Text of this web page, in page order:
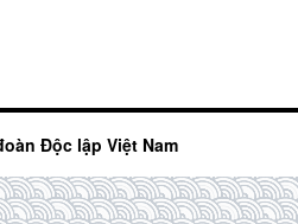
Độc lập Việt Nam